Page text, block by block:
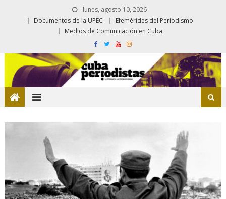
lunes, agosto 10, 2026
Documentos de la UPEC
Efemérides del Periodismo
Medios de Comunicación en Cuba